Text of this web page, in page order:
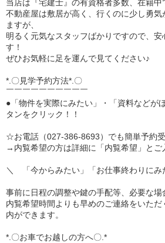
当店は『宅建士』の有資格者多数、在籍中
不動産屋は敷居が高く、行くのに少し勇
ますが、
明るく元気なスタッフばかりですので、安
す！
ぜひお気軽に足を運んで見てください♪
*.〇見学予約方法*.〇
￣￣￣￣￣￣￣￣￣￣
●「物件を実際にみたい」・「資料などが
タンをクリック！！
☆お電話（027-386-8693）でも簡単予約受
→内覧希望の方は詳細に「内覧希望」と
＼ 「今からみたい」「お仕事終わりに
事前に日程の調整や鍵の手配等、必要な場
内覧希望時間よりも早めのご連絡をいた
内ができます。
*.〇お車でお越しの方へ〇.*